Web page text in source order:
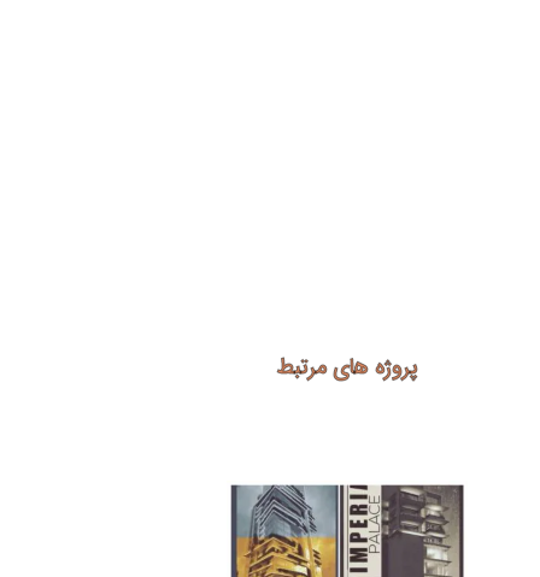
پروژه های مرتبط